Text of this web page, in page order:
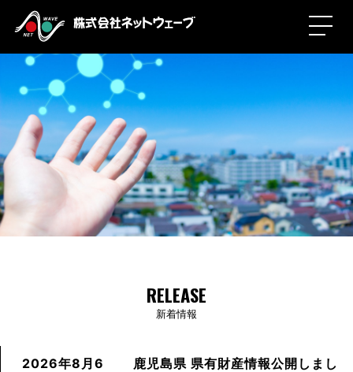
RELEASE
新着情報
2026年8月6
鹿児島県 県有財産情報公開しまし